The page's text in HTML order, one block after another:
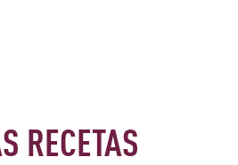
RECETAS